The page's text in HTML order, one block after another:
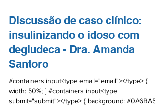
Discussão de caso clínico:
insulinizando o idoso com
degludeca - Dra. Amanda
Santoro
#containers input<type email="email"></type> {
width: 50%; } #containers input<type
submit="submit"></type> { background: #0A6BA5;